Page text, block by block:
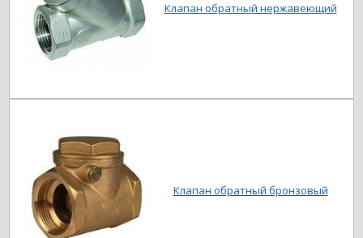
Клапан обратный нержавеющий
Клапан обратный бронзовый